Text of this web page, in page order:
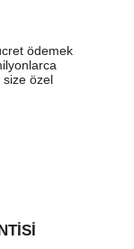
ödemek
size özel